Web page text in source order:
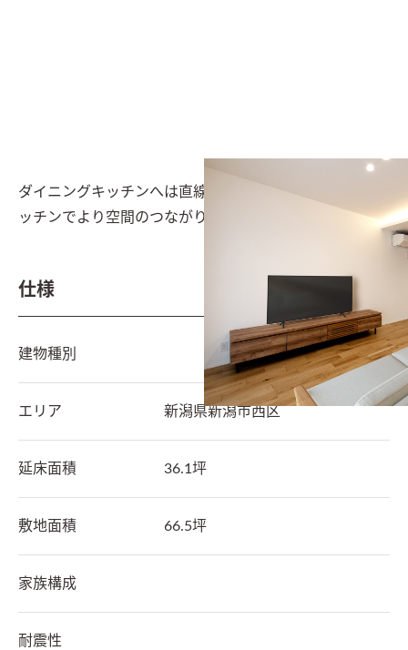
ダイニングキッチンへは直線の配置として、オープンキ
ッチンでより空間のつながりを意識
仕様
建物種別
エリア 新潟県新潟市西区
延床面積 36.1坪
敷地面積 66.5坪
家族構成
耐震性